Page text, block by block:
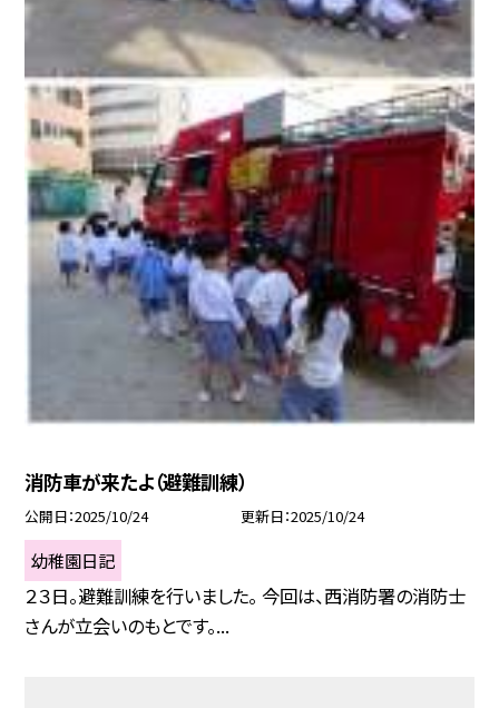
消防車が来たよ（避難訓練）
公開日 2025/10/24 更新日 2025/10/24
幼稚園日記
２３日。避難訓練を行いました。 今回は、西消防署の消防士
さんが立会いのもとです。...